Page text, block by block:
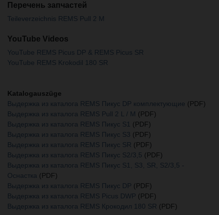
Перечень запчастей
Teileverzeichnis REMS Pull 2 M
YouTube Videos
YouTube REMS Picus DP & REMS Picus SR
YouTube REMS Krokodil 180 SR
Katalogauszüge
Выдержка из каталога REMS Пикус DP комплектующие (PDF)
Выдержка из каталога REMS Pull 2 L / M (PDF)
Выдержка из каталога REMS Пикус S1 (PDF)
Выдержка из каталога REMS Пикус S3 (PDF)
Выдержка из каталога REMS Пикус SR (PDF)
Выдержка из каталога REMS Пикус S2/3,5 (PDF)
Выдержка из каталога REMS Пикус S1, S3, SR, S2/3,5 -
Oснастка (PDF)
Выдержка из каталога REMS Пикус DP (PDF)
Выдержка из каталога REMS Picus DWP (PDF)
Выдержка из каталога REMS Крокодил 180 SR (PDF)